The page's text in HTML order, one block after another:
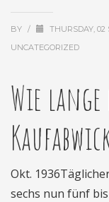
BY / THURSDAY, 02
UNCATEGORIZED
Wie
Okt.
sechs nun fünf